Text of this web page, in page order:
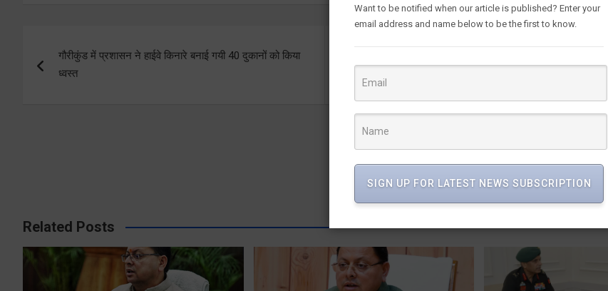
navigation
गौरीकुंड में प्रशासन ने हाईवे किनारे बनाई गयी 40 दुकानों को किया
ध्वस्त
Related Posts
Want to be notified when our article is published? Enter your
email address and name below to be the first to know.
SIGN UP FOR LATEST NEWS SUBSCRIPTION